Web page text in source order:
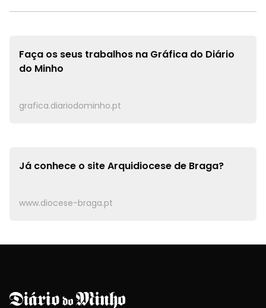
Faça os seus trabalhos na Gráfica do Diário
do Minho
grafica.diariodominho.pt
Já conhece o siteArquidiocese de Braga?
www.diocese-braga.pt